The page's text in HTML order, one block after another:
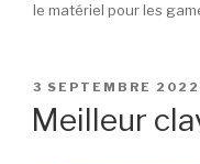
le matériel pour les
PUBLIÉ
LE
3 SEPTEMBRE 2022
Meilleur